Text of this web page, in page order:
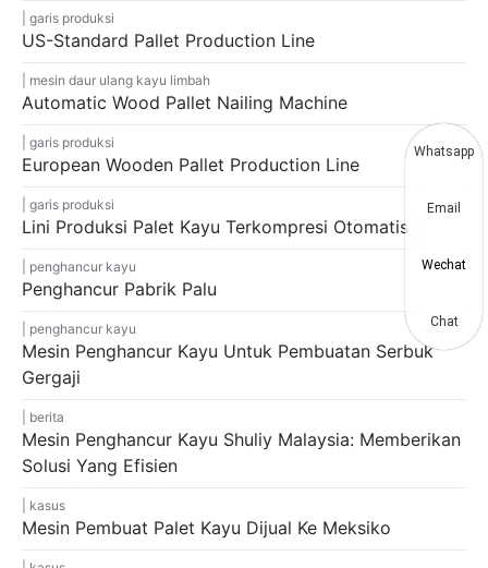
garis produksi
US-Standard Pallet Production Line
mesin daur ulang kayu limbah
Automatic Wood Pallet Nailing Machine
garis produksi
European Wooden Pallet Production Line
garis produksi
Lini Produksi Palet Kayu Terkompresi Otomatis
penghancur kayu
Penghancur Pabrik Palu
penghancur kayu
Mesin Penghancur Kayu Untuk Pembuatan Serbuk
Gergaji
berita
Mesin Penghancur Kayu Shuliy Malaysia: Memberikan
Solusi Yang Efisien
kasus
Mesin Pembuat Palet Kayu Dijual Ke Meksiko
Whatsapp
Email
Wechat
Chat